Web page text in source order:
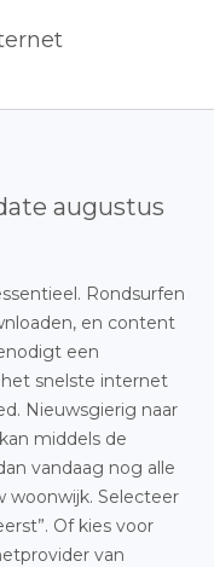
augustus
Rondsurfen
en content
een
snelste internet
Nieuwsgierig naar
middels de
vandaag nog alle
woonwijk. Selecteer
Of kies voor
van